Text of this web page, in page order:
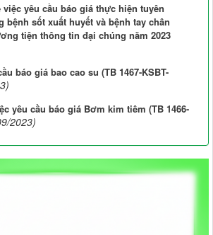
việc yêu cầu báo giá thực hiện tuyên
bệnh sốt xuất huyết và bệnh tay chân
tiện thông tin đại chúng năm 2023
báo giá bao cao su (TB 1467-KSBT-
yêu cầu báo giá Bơm kim tiêm (TB 1466-
2023)